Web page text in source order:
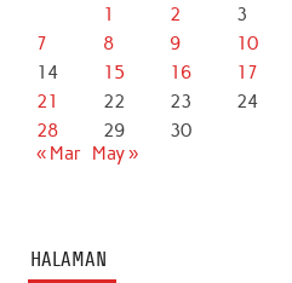
1 2 3
7
8 9 10
14
15 16 17
21
22 23 24
28
29
30
« Mar May »
HALAMAN